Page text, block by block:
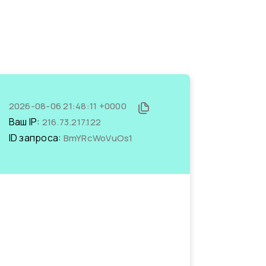
2026-08-06 21:48:11 +0000
Ваш IP: 216.73.217.122
ID запроса: BmYRcWoVuOs1